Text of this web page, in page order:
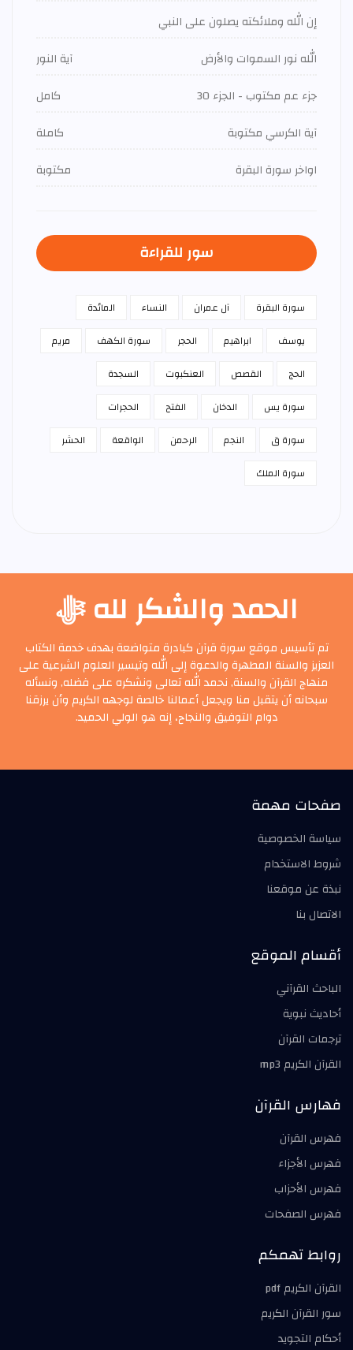
إن الله وملائكته يصلون على النبي
الله نور السموات والأرض
آية النور
جزء عم مكتوب - الجزء 30
كامل
آية الكرسي مكتوبة
كاملة
اواخر سورة البقرة
مكتوبة
سور للقراءة
سورة البقرة آل عمران النساء
المائدة
يوسف
ابراهيم الحجر سورة الكهف
مريم
الحج
القصص العنكبوت
السجدة
سورة يس
الدخان الفتح
الحجرات
سورة ق
النجم الرحمن الواقعة
الحشر
سورة الملك
الحمد والشكر لله ﷻ
تم تأسيس موقع سورة قرآن كبادرة متواضعة بهدف خدمة الكتاب
العزيز والسنة المطهرة والدعوة إلى الله وتيسير العلوم الشرعية على
منهاج القرآن والسنة, نحمد الله تعالى ونشكره على فضله, ونسأله
سبحانه أن يتقبل منا ويجعل أعمالنا خالصة لوجهه الكريم وأن يرزقنا
دوام التوفيق والنجاح، إنه هو الولي الحميد.
صفحات مهمة
سياسة الخصوصية
شروط الاستخدام
نبذة عن موقعنا
الاتصال بنا
أقسام الموقع
الباحث القرآني
أحاديث نبوية
ترجمات القرآن
القرآن الكريم mp3
فهارس القرآن
فهرس القرآن
فهرس الأجزاء
فهرس الأحزاب
فهرس الصفحات
روابط تهمكم
القرآن الكريم pdf
سور القرآن الكريم
أحكام التجويد